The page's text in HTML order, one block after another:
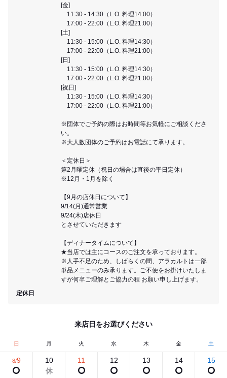
[金]
11:30 - 14:30（L.O. 料理14:00）
17:00 - 22:00（L.O. 料理21:00）
[土]
11:30 - 15:00（L.O. 料理14:30）
17:00 - 22:00（L.O. 料理21:00）
[日]
11:30 - 15:00（L.O. 料理14:30）
17:00 - 22:00（L.O. 料理21:00）
[祝日]
11:30 - 15:00（L.O. 料理14:30）
17:00 - 22:00（L.O. 料理21:00）
※団体でご予約の際はお時間等お気軽にご相談くださ
い。
※大人数団体のご予約はお電話にて承ります。
＜定休日＞
第2月曜定休（祝日の場合は直後の平日定休）
※12月・1月を除く
【9月の店休日について】
9/14(月)通常営業
9/24(木)店休日
とさせていただきます
【ディナータイムについて】
★当店では主にコースのご注文を承っております。
※人手不足のため、しばらくの間、アラカルトは一部
単品メニューのみ承ります。ご不便をお掛けいたしま
すが何卒ご理解とご協力の程 お願い申し上げます。
定休日
来店日をお選びください
日 月 火 水 木 金 土
8/9 10 11 12 13 14 15